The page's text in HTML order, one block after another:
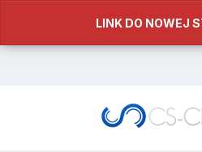
LINK DO NOWEJ